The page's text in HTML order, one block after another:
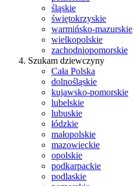
śląskie
świętokrzyskie
warmińsko-mazurskie
wielkopolskie
zachodniopomorskie
Szukam dziewczyny
Cała Polska
dolnośląskie
kujawsko-pomorskie
lubelskie
lubuskie
łódzkie
małopolskie
mazowieckie
opolskie
podkarpackie
podlaskie